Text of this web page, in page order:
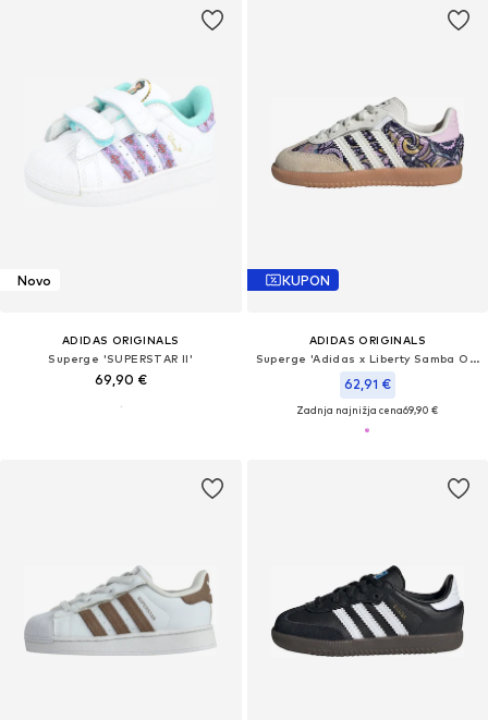
Novo
ADIDAS ORIGINALS
Superge 'SUPERSTAR II'
69,90 €
KUPON
ADIDAS ORIGINALS
Superge 'Adidas x Liberty Samba OG'
62,91 €
Zadnja najnižja cena69,90 €